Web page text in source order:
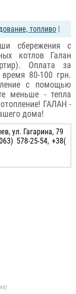
топливо |
сбережения с
котлов Галан
Оплата за
80-100 грн.
с помощью
меньше - тепла
ГАЛАН -
дома!
ул. Гагарина, 79
578-25-54, +38(